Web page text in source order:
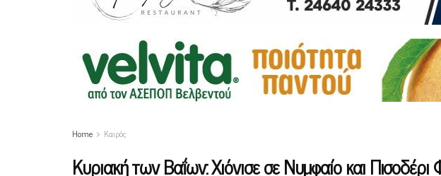
Home Καιρός
Κυριακή των Βαΐων: Χιόνισε σε Νυμφαίο και